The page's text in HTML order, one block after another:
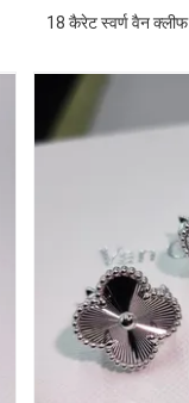
18 कैरेट स्वर्ण वैन